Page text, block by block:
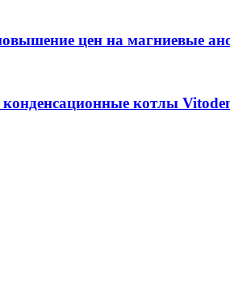
цен на магниевые
котлы